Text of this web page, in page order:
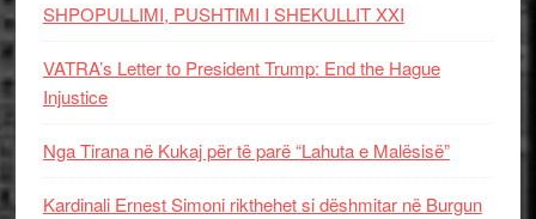
SHPOPULLIMI, PUSHTIMI I SHEKULLIT XXI
VATRA’s Letter to President Trump: End the Hague
Injustice
Nga Tirana në Kukaj për të parë “Lahuta e Malësisë”
Kardinali Ernest Simoni rikthehet si dëshmitar në Burgun